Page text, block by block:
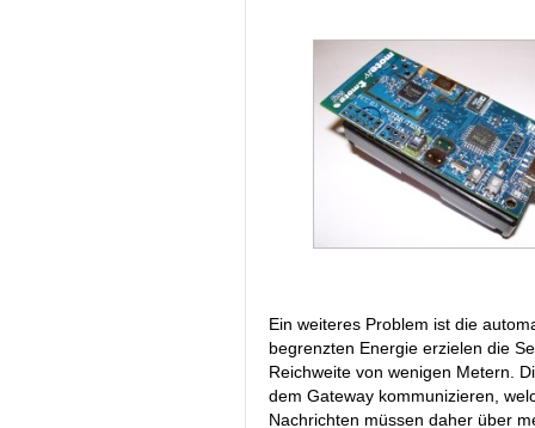
Ein weiteres Problem ist die
begrenzten Energie erzielen die
Reichweite von wenigen Metern.
dem Gateway kommunizieren,
Nachrichten müssen daher über